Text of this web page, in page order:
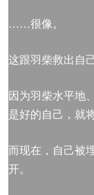
……很像。
这跟羽柴救出自
因为羽柴水平地
是好的自己，就
而现在，自己被
开。